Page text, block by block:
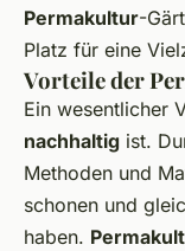
Permakultur-
Platz für eine
Vorteile der
Ein wesentlicher
nachhaltig ist.
Methoden und
schonen und
haben.